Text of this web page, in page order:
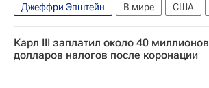
Джеффри Эпштейн В мире США
Карл III заплатил около 40 миллионов
долларов налогов после коронации